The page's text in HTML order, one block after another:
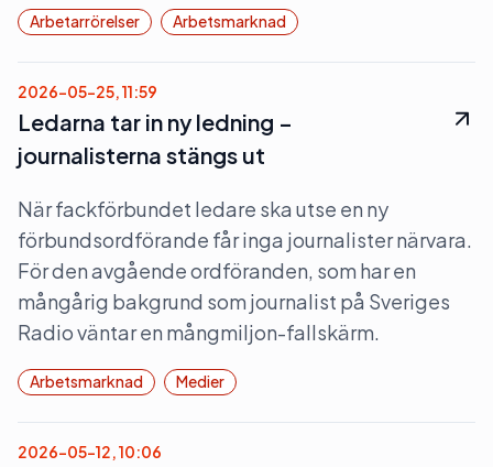
Arbetarrörelser Arbetsmarknad
2026-05-25, 11:59
Ledarna tar in ny ledning –
journalisterna stängs ut
När fackförbundet ledare ska utse en ny
förbundsordförande får inga journalister närvara.
För den avgående ordföranden, som har en
mångårig bakgrund som journalist på Sveriges
Radio väntar en mångmiljon-fallskärm.
Arbetsmarknad Medier
2026-05-12, 10:06